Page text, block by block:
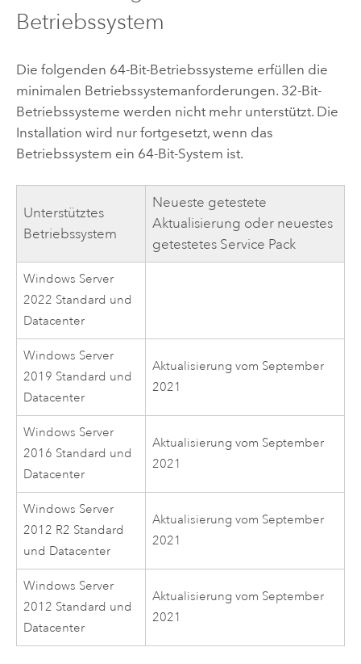
Betriebssystem
Die folgenden 64-Bit-Betriebssysteme erfüllen die
minimalen Betriebssystemanforderungen. 32-Bit-
Betriebssysteme werden nicht mehr unterstützt. Die
Installation wird nur fortgesetzt, wenn das
Betriebssystem ein 64-Bit-System ist.
Unterstütztes
Betriebssystem
Neueste getestete
Aktualisierung oder neuestes
getestetes Service Pack
Windows Server
2022 Standard und
Datacenter
Windows Server
2019 Standard und
Datacenter
Aktualisierung vom September
2021
Windows Server
2016 Standard und
Datacenter
Aktualisierung vom September
2021
Windows Server
2012 R2 Standard
und Datacenter
Aktualisierung vom September
2021
Windows Server
2012 Standard und
Datacenter
Aktualisierung vom September
2021